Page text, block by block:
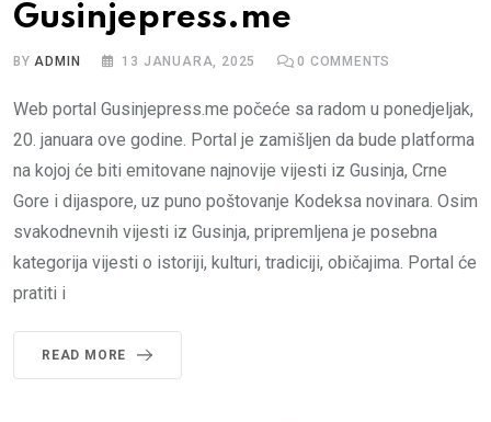
Gusinjepress.me
BYADMIN 13 JANUARA, 2025 0 COMMENTS
Web portal Gusinjepress.me počeće sa radom u ponedjeljak,
20. januara ove godine. Portal je zamišljen da bude platforma
na kojoj će biti emitovane najnovije vijesti iz Gusinja, Crne
Gore i dijaspore, uz puno poštovanje Kodeksa novinara. Osim
svakodnevnih vijesti iz Gusinja, pripremljena je posebna
kategorija vijesti o istoriji, kulturi, tradiciji, običajima. Portal će
pratiti i
READ MORE